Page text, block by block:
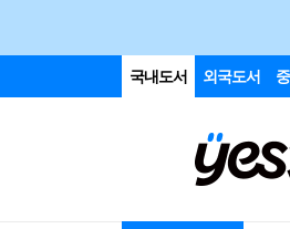
국내도서 외국도서